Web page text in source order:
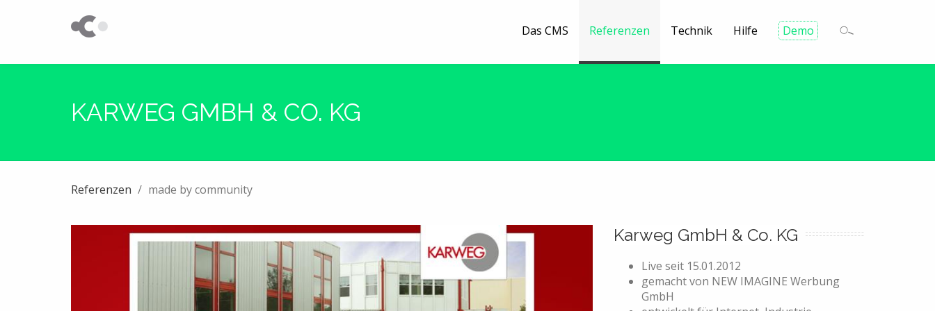
Das CMS Referenzen Technik Hilfe Demo
KARWEG GMBH & CO. KG
Referenzen made by community
Karweg GmbH & Co. KG
Live seit 15.01.2012
gemacht von NEW IMAGINE Werbung
GmbH